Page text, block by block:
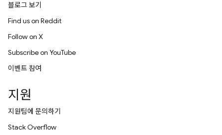
블로그 보기
Find us on Reddit
Follow on X
Subscribe on YouTube
이벤트 참여
지원
지원팀에 문의하기
Stack Overflow